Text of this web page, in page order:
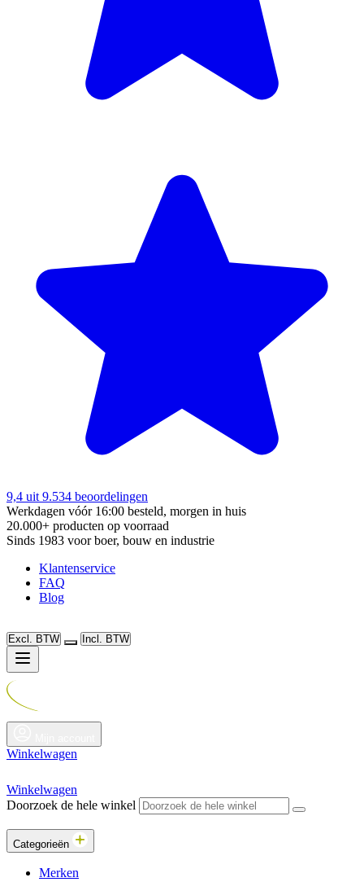
9,4 uit 9.534 beoordelingen
Werkdagen vóór 16:00 besteld, morgen in huis
20.000+ producten op voorraad
Sinds 1983 voor boer, bouw en industrie
Klantenservice
FAQ
Blog
Excl. BTW Incl. BTW
Winkelwagen
Winkelwagen
Doorzoek de hele winkel
Categorieën
Merken